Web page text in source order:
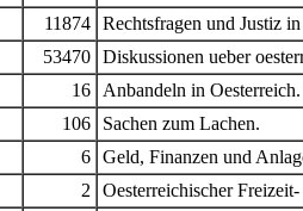
11874 Rechtsfragen und Justiz
53470 Diskussionen ueber
16
Anbandeln in Oesterreich.
106
Sachen zum Lachen.
6 Geld, Finanzen und
2
Oesterreichischer